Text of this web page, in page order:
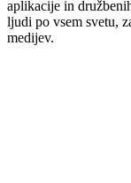
aplikacije in
ljudi po vsem svetu,
medijev.